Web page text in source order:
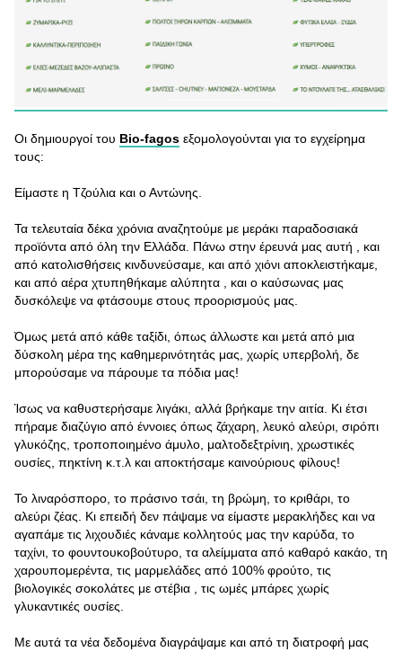
Οι δημιουργοί του Βio-fagos εξομολογούνται για το εγχείρημα
τους:
Είμαστε η Τζούλια και ο Αντώνης.
Τα τελευταία δέκα χρόνια αναζητούμε με μεράκι παραδοσιακά
προϊόντα από όλη την Ελλάδα. Πάνω στην έρευνά μας αυτή , και
από κατολισθήσεις κινδυνεύσαμε, και από χιόνι αποκλειστήκαμε,
και από αέρα χτυπηθήκαμε αλύπητα , και ο καύσωνας μας
δυσκόλεψε να φτάσουμε στους προορισμούς μας.
Όμως μετά από κάθε ταξίδι, όπως άλλωστε και μετά από μια
δύσκολη μέρα της καθημερινότητάς μας, χωρίς υπερβολή, δε
μπορούσαμε να πάρουμε τα πόδια μας!
Ίσως να καθυστερήσαμε λιγάκι, αλλά βρήκαμε την αιτία. Κι έτσι
πήραμε διαζύγιο από έννοιες όπως ζάχαρη, λευκό αλεύρι, σιρόπι
γλυκόζης, τροποποιημένο άμυλο, μαλτοδεξτρίνιη, χρωστικές
ουσίες, πηκτίνη κ.τ.λ και αποκτήσαμε καινούριους φίλους!
Το λιναρόσπορο, το πράσινο τσάι, τη βρώμη, το κριθάρι, το
αλεύρι ζέας. Κι επειδή δεν πάψαμε να είμαστε μερακλήδες και να
αγαπάμε τις λιχουδιές κάναμε κολλητούς μας την καρύδα, το
ταχίνι, το φουντουκοβούτυρο, τα αλείμματα από καθαρό κακάο, τη
χαρουπομερέντα, τις μαρμελάδες από 100% φρούτο, τις
βιολογικές σοκολάτες με στέβια , τις ωμές μπάρες χωρίς
γλυκαντικές ουσίες.
Με αυτά τα νέα δεδομένα διαγράψαμε και από τη διατροφή μας